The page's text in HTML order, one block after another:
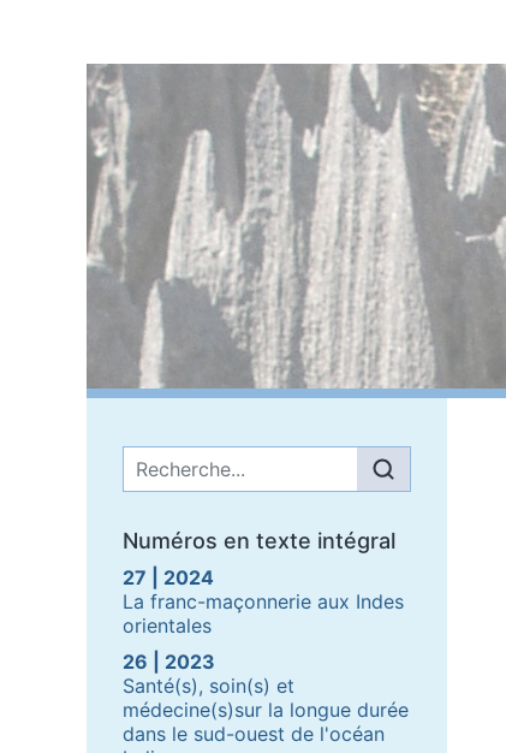
Menu principal
Numéros en texte intégral
27 | 2024
La franc-maçonnerie aux Indes
orientales
26 | 2023
Santé(s), soin(s) et
médecine(s)sur la longue durée
dans le sud-ouest de l'océan